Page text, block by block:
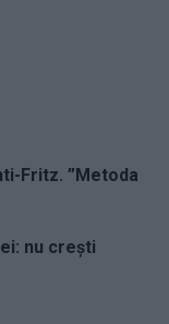
Fritz. ”Metoda
nu crești